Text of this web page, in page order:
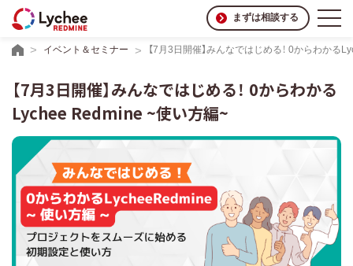
まずは相談する
イベント＆セミナー 【7月3日開催】みんなではじめる！ 0からわか
【7月3日開催】みんなではじめる！ 0からわかる
Lychee Redmine ~使い方編~